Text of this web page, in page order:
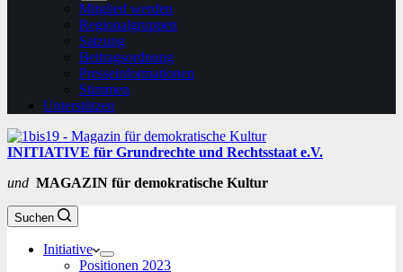
Mitglied werden
Regionalgruppen
Satzung
Beitragsordnung
Presseinformationen
Stimmen
Unterstützen
INITIATIVE für Grundrechte und Rechtsstaat e.V.
und MAGAZIN für demokratische Kultur
Suchen
Initiative
Positionen 2023